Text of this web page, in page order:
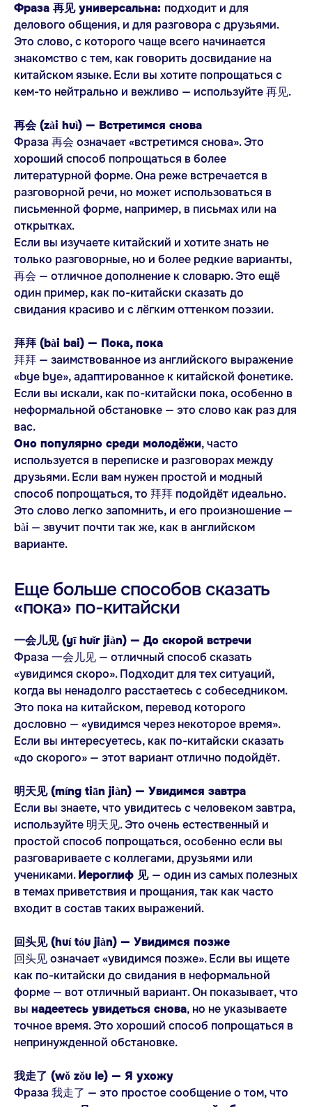
Фраза 再见 универсальна: подходит и для
делового общения, и для разговора с друзьями.
Это слово, с которого чаще всего начинается
знакомство с тем, как говорить досвидание на
китайском языке. Если вы хотите попрощаться с
кем-то нейтрально и вежливо — используйте 再见.
再会 (zài huì) — Встретимся снова
Фраза 再会 означает «встретимся снова». Это
хороший способ попрощаться в более
литературной форме. Она реже встречается в
разговорной речи, но может использоваться в
письменной форме, например, в письмах или на
открытках.
Если вы изучаете китайский и хотите знать не
только разговорные, но и более редкие варианты,
再会 — отличное дополнение к словарю. Это ещё
один пример, как по-китайски сказать до
свидания красиво и с лёгким оттенком поэзии.
拜拜 (bài bai) — Пока, пока
拜拜 — заимствованное из английского выражение
«bye bye», адаптированное к китайской фонетике.
Если вы искали, как по-китайски пока, особенно в
неформальной обстановке — это слово как раз для
вас.
Оно популярно среди молодёжи, часто
используется в переписке и разговорах между
друзьями. Если вам нужен простой и модный
способ попрощаться, то 拜拜 подойдёт идеально.
Это слово легко запомнить, и его произношение —
bài — звучит почти так же, как в английском
варианте.
Еще больше способов сказать
«пока» по-китайски
一会儿见 (yī huǐr jiàn) — До скорой встречи
Фраза 一会儿见 — отличный способ сказать
«увидимся скоро». Подходит для тех ситуаций,
когда вы ненадолго расстаетесь с собеседником.
Это пока на китайском, перевод которого
дословно — «увидимся через некоторое время».
Если вы интересуетесь, как по-китайски сказать
«до скорого» — этот вариант отлично подойдёт.
明天见 (míng tiān jiàn) — Увидимся завтра
Если вы знаете, что увидитесь с человеком завтра,
используйте 明天见. Это очень естественный и
простой способ попрощаться, особенно если вы
разговариваете с коллегами, друзьями или
учениками.Иероглиф 见 — один из самых полезных
в темах приветствия и прощания, так как часто
входит в состав таких выражений.
回头见 (huí tóu jiàn) — Увидимся позже
回头见 означает «увидимся позже». Если вы ищете
как по-китайски до свидания в неформальной
форме — вот отличный вариант. Он показывает, что
вы надеетесь увидеться снова, но не указываете
точное время. Это хороший способ попрощаться в
непринужденной обстановке.
我走了 (wǒ zǒu le) — Я ухожу
Фраза 我走了 — это простое сообщение о том, что